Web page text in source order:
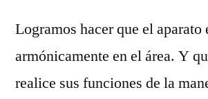
Logramos hacer que el aparato
armónicamente en el área. Y
realice sus funciones de la